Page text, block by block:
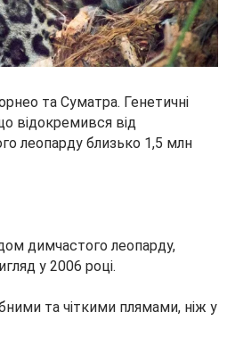
та Суматра. Генетичні
відокремився від
леопарду близько 1,5 млн
димчастого леопарду,
у 2006 році.
та чіткими плямами, ніж у